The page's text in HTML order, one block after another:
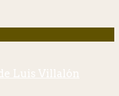
Luis Villalón